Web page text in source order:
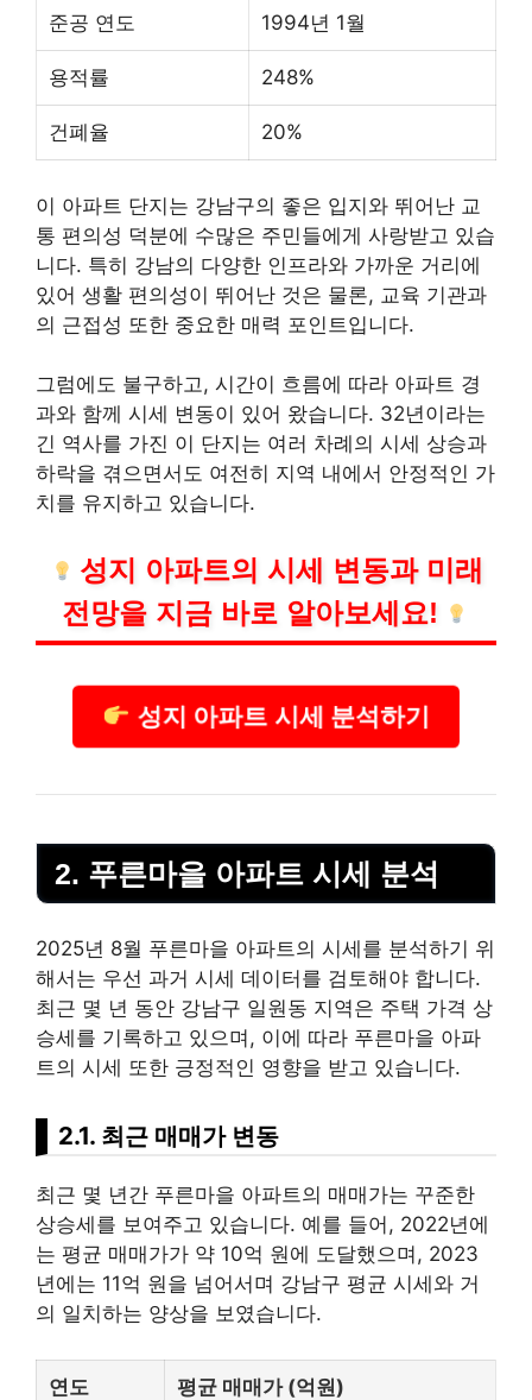
준공 연도 1994년 1월
용적률 248%
건폐율 20%
이 아파트 단지는 강남구의 좋은 입지와 뛰어난 교
통 편의성 덕분에 수많은 주민들에게 사랑받고 있습
니다. 특히 강남의 다양한 인프라와 가까운 거리에
있어 생활 편의성이 뛰어난 것은 물론, 교육 기관과
의 근접성 또한 중요한 매력 포인트입니다.
그럼에도 불구하고, 시간이 흐름에 따라 아파트 경
과와 함께 시세 변동이 있어 왔습니다. 32년이라는
긴 역사를 가진 이 단지는 여러 차례의 시세 상승과
하락을 겪으면서도 여전히 지역 내에서 안정적인 가
치를 유지하고 있습니다.
성지 아파트의 시세 변동과 미래
전망을 지금 바로 알아보세요!
성지 아파트 시세 분석하기
2. 푸른마을 아파트 시세 분석
2025년 8월 푸른마을 아파트의 시세를 분석하기 위
해서는 우선 과거 시세 데이터를 검토해야 합니다.
최근 몇 년 동안 강남구 일원동 지역은 주택 가격 상
승세를 기록하고 있으며, 이에 따라 푸른마을 아파
트의 시세 또한 긍정적인 영향을 받고 있습니다.
2.1. 최근 매매가 변동
최근 몇 년간 푸른마을 아파트의 매매가는 꾸준한
상승세를 보여주고 있습니다. 예를 들어, 2022년에
는 평균 매매가가 약 10억 원에 도달했으며, 2023
년에는 11억 원을 넘어서며 강남구 평균 시세와 거
의 일치하는 양상을 보였습니다.
연도 평균 매매가 (억원)